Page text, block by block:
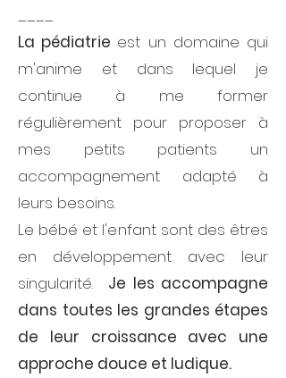
____
La pédiatrie est un domaine qui
m'anime et dans lequel je
continue à me former
régulièrement pour proposer à
mes petits patients un
accompagnement adapté à
leurs besoins.
Le bébé et l'enfant sont des êtres
en développement avec leur
singularité. Je les accompagne
dans toutes les grandes étapes
de leur croissance avec une
approche douce et ludique.